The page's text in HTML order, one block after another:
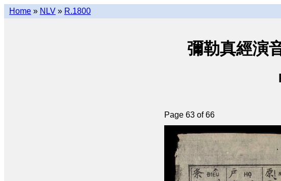
Home » NLV » R.1800
彌勒真經演
Page 63 of 66